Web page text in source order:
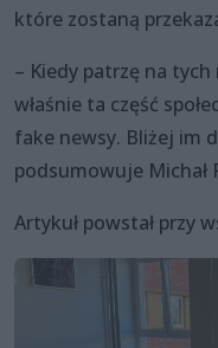
które zostaną
– Kiedy patrzę na
właśnie ta część
fake newsy. Bliżej im
podsumowuje Michał
Artykuł powstał przy